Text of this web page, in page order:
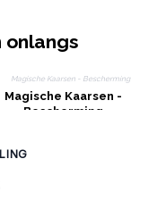
onlangs
Magische Kaarsen -
Bescherming